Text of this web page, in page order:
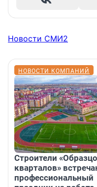
Новости СМИ2
НОВОСТИ КОМПАНИЙ
Строители
кварталов»
профессиональный